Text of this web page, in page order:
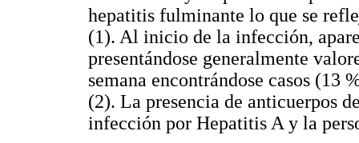
hepatitis fulminante lo que se
(1). Al inicio de la infección,
presentándose generalmente
semana encontrándose casos (13
(2). La presencia de anticuerpos
infección por Hepatitis A y la